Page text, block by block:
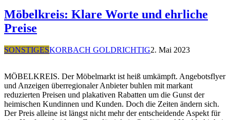
Möbelkreis: Klare Worte und ehrliche
Preise
SONSTIGESKORBACH GOLDRICHTIG2. Mai 2023
MÖBELKREIS. Der Möbelmarkt ist heiß umkämpft. Angebotsflyer
und Anzeigen überregionaler Anbieter buhlen mit markant
reduzierten Preisen und plakativen Rabatten um die Gunst der
heimischen Kundinnen und Kunden. Doch die Zeiten ändern sich.
Der Preis alleine ist längst nicht mehr der entscheidende Aspekt für